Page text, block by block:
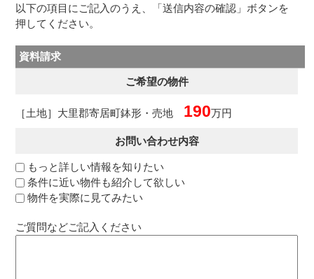
以下の項目にご記入のうえ、「送信内容の確認」ボタンを
押してください。
資料請求
ご希望の物件
［土地］大里郡寄居町鉢形・売地 190万円
お問い合わせ内容
もっと詳しい情報を知りたい
条件に近い物件も紹介して欲しい
物件を実際に見てみたい
ご質問などご記入ください